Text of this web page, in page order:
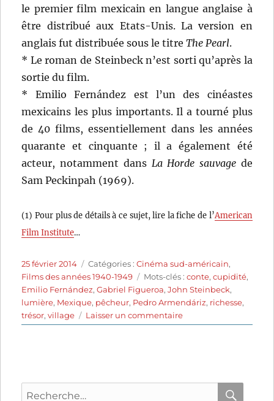
le premier film mexicain en langue anglaise à
être distribué aux Etats-Unis. La version en
anglais fut distribuée sous le titreThe Pearl.
* Le roman de Steinbeck n’est sorti qu’après la
sortie du film.
* Emilio Fernández est l’un des cinéastes
mexicains les plus importants. Il a tourné plus
de 40 films, essentiellement dans les années
quarante et cinquante ; il a également été
acteur, notamment dans La Horde sauvagede
Sam Peckinpah (1969).
(1) Pour plus de détails à ce sujet, lire la fiche de l’American
Film Institute…
Publié
le
25 février 2014 Catégories
Catégories :Cinéma sud-américain,
Films des années 1940-1949
Étiquettes
Mots-clés :conte,cupidité,
Emilio Fernández,Gabriel Figueroa,John Steinbeck,
lumière, Mexique, pêcheur, Pedro Armendáriz, richesse,
trésor,village Laisser un commentairesur
La
Fernández
Recherche